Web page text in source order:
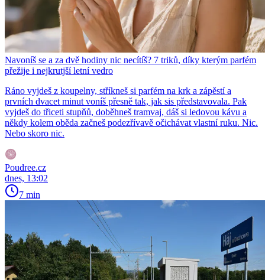
Navoníš se a za dvě hodiny nic necítíš? 7 triků, díky kterým parfém
přežije i nejkrutjší letní vedro
Ráno vyjdeš z koupelny, stříkneš si parfém na krk a zápěstí a
prvních dvacet minut voníš přesně tak, jak sis představovala. Pak
vyjdeš do třiceti stupňů, doběhneš tramvaj, dáš si ledovou kávu a
někdy kolem oběda začneš podezřívavě očichávat vlastní ruku. Nic.
Nebo skoro nic.
Poudree.cz
dnes, 13:02
7 min